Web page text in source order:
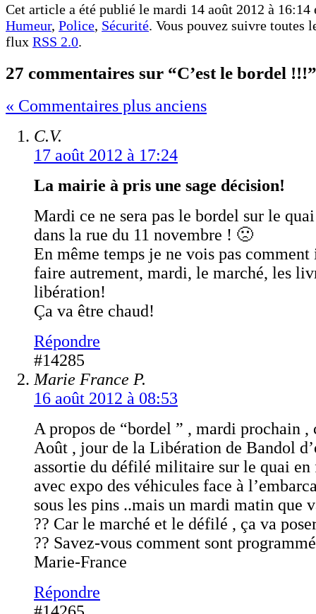
Cet article a été publié le mardi 14 août 2012 à 16:14
Humeur, Police, Sécurité. Vous pouvez suivre toutes
flux RSS 2.0.
27 commentaires sur “C’est le bordel !!!”
« Commentaires plus anciens
C.V.
17 août 2012 à 17:24
La mairie à pris une sage décision!
Mardi ce ne sera pas le bordel sur le
dans la rue du 11 novembre ! 🙁
En même temps je ne vois pas
faire autrement, mardi, le marché, les
libération!
Ça va être chaud!
Répondre
#14285
Marie France P.
16 août 2012 à 08:53
A propos de “bordel ” , mardi prochain ,
Août , jour de la Libération de Bandol
assortie du défilé militaire sur le quai en
avec expo des véhicules face à
sous les pins ..mais un mardi matin que
?? Car le marché et le défilé , ça va
?? Savez-vous comment sont
Marie-France
Répondre